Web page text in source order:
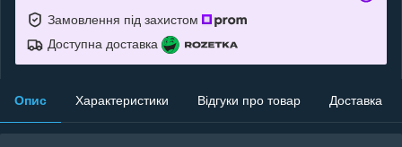
Замовлення під захистом
Доступна доставка
Опис Характеристики Відгуки про товар Доставка